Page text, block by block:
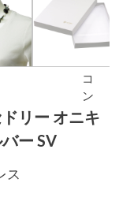
リー オニキ
ー SV
ス